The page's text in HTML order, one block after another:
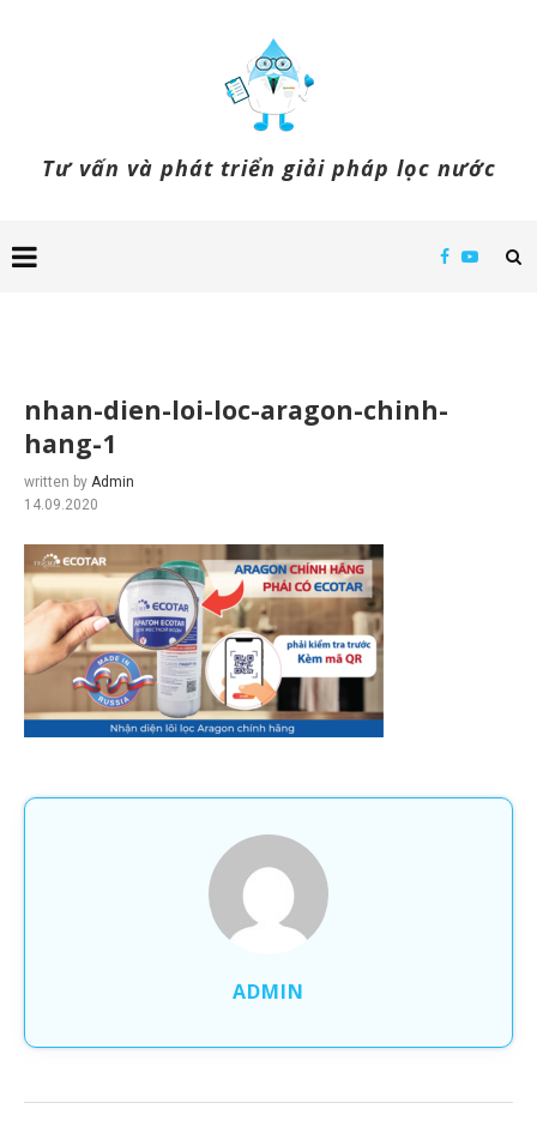
Tư vấn và phát triển giải pháp lọc nước
nhan-dien-loi-loc-aragon-chinh-
hang-1
written by Admin
14.09.2020
ADMIN